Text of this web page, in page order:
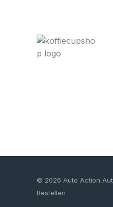
© 2026 Auto Action
Bestellen